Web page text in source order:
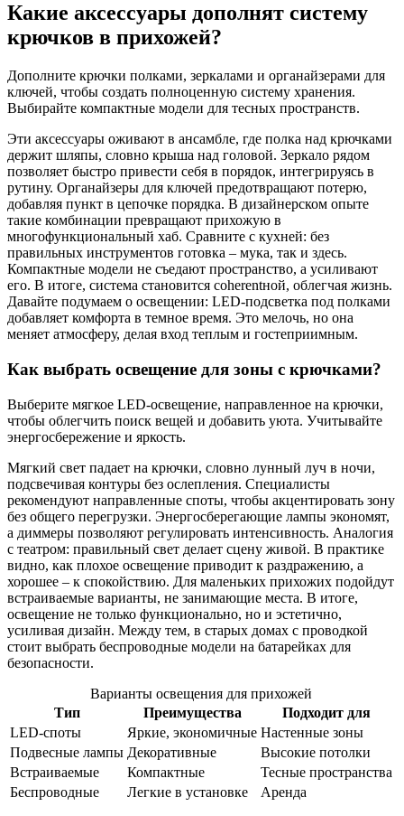
Какие аксессуары дополнят систему
крючков в прихожей?
Дополните крючки полками, зеркалами и органайзерами для
ключей, чтобы создать полноценную систему хранения.
Выбирайте компактные модели для тесных пространств.
Эти аксессуары оживают в ансамбле, где полка над крючками
держит шляпы, словно крыша над головой. Зеркало рядом
позволяет быстро привести себя в порядок, интегрируясь в
рутину. Органайзеры для ключей предотвращают потерю,
добавляя пункт в цепочке порядка. В дизайнерском опыте
такие комбинации превращают прихожую в
многофункциональный хаб. Сравните с кухней: без
правильных инструментов готовка – мука, так и здесь.
Компактные модели не съедают пространство, а усиливают
его. В итоге, система становится coherentной, облегчая жизнь.
Давайте подумаем о освещении: LED-подсветка под полками
добавляет комфорта в темное время. Это мелочь, но она
меняет атмосферу, делая вход теплым и гостеприимным.
Как выбрать освещение для зоны с крючками?
Выберите мягкое LED-освещение, направленное на крючки,
чтобы облегчить поиск вещей и добавить уюта. Учитывайте
энергосбережение и яркость.
Мягкий свет падает на крючки, словно лунный луч в ночи,
подсвечивая контуры без ослепления. Специалисты
рекомендуют направленные споты, чтобы акцентировать зону
без общего перегрузки. Энергосберегающие лампы экономят,
а диммеры позволяют регулировать интенсивность. Аналогия
с театром: правильный свет делает сцену живой. В практике
видно, как плохое освещение приводит к раздражению, а
хорошее – к спокойствию. Для маленьких прихожих подойдут
встраиваемые варианты, не занимающие места. В итоге,
освещение не только функционально, но и эстетично,
усиливая дизайн. Между тем, в старых домах с проводкой
стоит выбрать беспроводные модели на батарейках для
безопасности.
Варианты освещения для прихожей
Тип
Преимущества
Подходит для
LED-споты
Яркие, экономичные Настенные зоны
Подвесные лампы Декоративные
Высокие потолки
Встраиваемые
Компактные
Тесные пространства
Беспроводные
Легкие в установке Аренда